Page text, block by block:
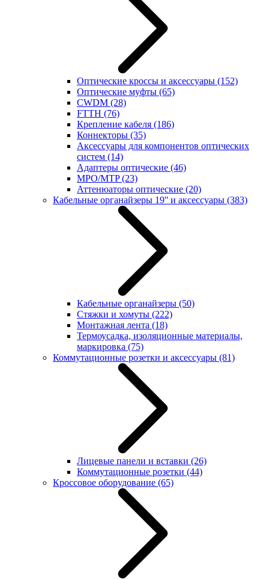
Оптические кроссы и аксессуары (152)
Оптические муфты (65)
CWDM (28)
FTTH (76)
Крепление кабеля (186)
Коннекторы (35)
Аксессуары для компонентов оптических
систем (14)
Адаптеры оптические (46)
MPO/MTP(23)
Аттенюаторы оптические (20)
Кабельные органайзеры 19'' и аксессуары (383)
Кабельные органайзеры (50)
Стяжки и хомуты (222)
Монтажная лента (18)
Термоусадка, изоляционные материалы,
маркировка (75)
Коммутационные розетки и аксессуары (81)
Лицевые панели и вставки (26)
Коммутационные розетки (44)
Кроссовое оборудование (65)